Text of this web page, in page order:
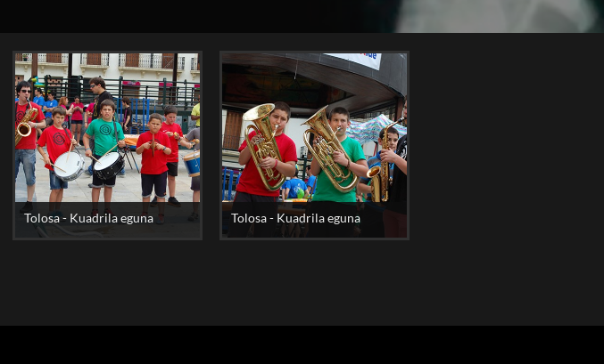
Tolosa - Kuadrila eguna Tolosa - Kuadrila eguna